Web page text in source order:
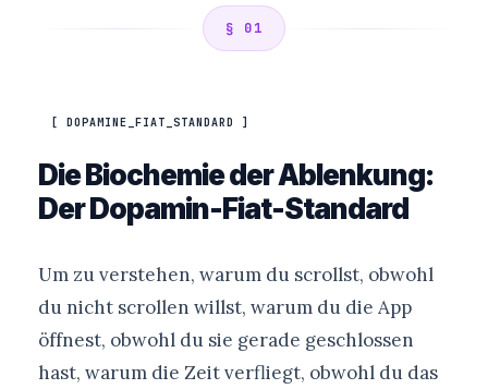
§ 01
[ DOPAMINE_FIAT_STANDARD ]
Die Biochemie der Ablenkung:
Der Dopamin-Fiat-Standard
Um zu verstehen, warum du scrollst, obwohl
du nicht scrollen willst, warum du die App
öffnest, obwohl du sie gerade geschlossen
hast, warum die Zeit verfliegt, obwohl du das